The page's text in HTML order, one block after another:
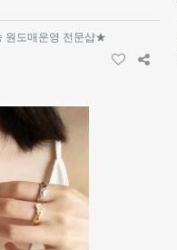
원도매운영 전문샵★